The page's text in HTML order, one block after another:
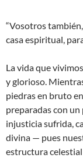
“Vosotros
casa espiritual,
La vida que
y glorioso.
piedras en bruto
preparadas con
injusticia sufrida,
divina — pues
estructura